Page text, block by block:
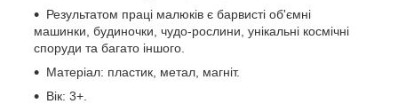
Результатом праці малюків є барвисті об'ємні
машинки, будиночки, чудо-рослини, унікальні космічні
споруди та багато іншого.
Матеріал: пластик, метал, магніт.
Вік: 3+.